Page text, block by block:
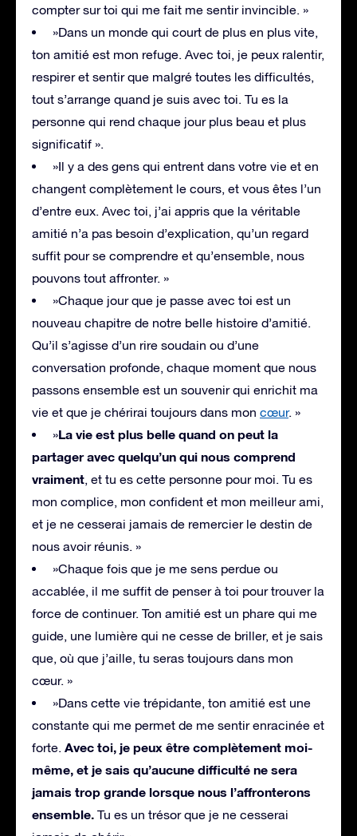
compter sur toi qui me fait me sentir invincible. »
»Dans un monde qui court de plus en plus vite,
ton amitié est mon refuge. Avec toi, je peux ralentir,
respirer et sentir que malgré toutes les difficultés,
tout s’arrange quand je suis avec toi. Tu es la
personne qui rend chaque jour plus beau et plus
significatif ».
»Il y a des gens qui entrent dans votre vie et en
changent complètement le cours, et vous êtes l’un
d’entre eux. Avec toi, j’ai appris que la véritable
amitié n’a pas besoin d’explication, qu’un regard
suffit pour se comprendre et qu’ensemble, nous
pouvons tout affronter. »
»Chaque jour que je passe avec toi est un
nouveau chapitre de notre belle histoire d’amitié.
Qu’il s’agisse d’un rire soudain ou d’une
conversation profonde, chaque moment que nous
passons ensemble est un souvenir qui enrichit ma
vie et que je chérirai toujours dans mon cœur. »
»La vie est plus belle quand on peut la
partager avec quelqu’un qui nous comprend
vraiment, et tu es cette personne pour moi. Tu es
mon complice, mon confident et mon meilleur ami,
et je ne cesserai jamais de remercier le destin de
nous avoir réunis. »
»Chaque fois que je me sens perdue ou
accablée, il me suffit de penser à toi pour trouver la
force de continuer. Ton amitié est un phare qui me
guide, une lumière qui ne cesse de briller, et je sais
que, où que j’aille, tu seras toujours dans mon
cœur. »
»Dans cette vie trépidante, ton amitié est une
constante qui me permet de me sentir enracinée et
forte. Avec toi, je peux être complètement moi-
même, et je sais qu’aucune difficulté ne sera
jamais trop grande lorsque nous l’affronterons
ensemble. Tu es un trésor que je ne cesserai